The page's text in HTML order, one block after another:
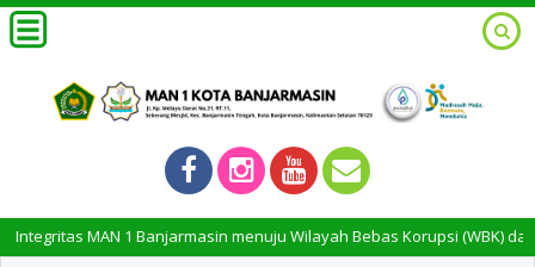
MAN 1 Banjarmasin menuju Wilayah Bebas Korupsi (WBK) dan